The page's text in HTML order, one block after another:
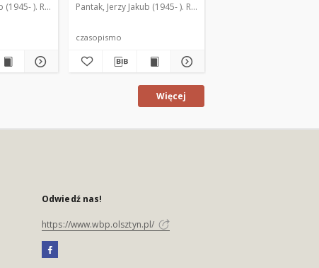
). Red. Pantak, Jerzy Jakub (1945- ). Red.
czasopismo
Więcej
Odwiedź nas!
https://www.wbp.olsztyn.pl/